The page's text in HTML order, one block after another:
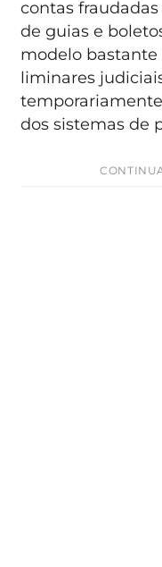
contas
de guias e
modelo
liminares
dos sistemas de